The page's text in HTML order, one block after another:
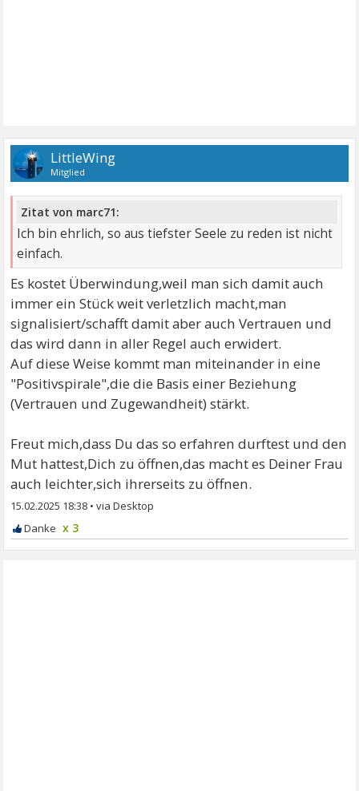
LittleWing
Mitglied
Zitat von marc71:
Ich bin ehrlich, so aus tiefster Seele zu reden ist nicht
einfach.
Es kostet Überwindung,weil man sich damit auch
immer ein Stück weit verletzlich macht,man
signalisiert/schafft damit aber auch Vertrauen und
das wird dann in aller Regel auch erwidert.
Auf diese Weise kommt man miteinander in eine
"Positivspirale",die die Basis einer Beziehung
(Vertrauen und Zugewandheit) stärkt.
Freut mich,dass Du das so erfahren durftest und den
Mut hattest,Dich zu öffnen,das macht es Deiner Frau
auch leichter,sich ihrerseits zu öffnen.
15.02.2025 18:38 •
x 3